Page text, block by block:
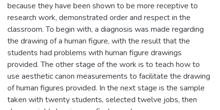
because they have been shown to be more receptive to
research work, demonstrated order and respect in the
classroom. To begin with, a diagnosis was made regarding
the drawing of a human figure, with the result that the
students had problems with human figure drawings
provided. The other stage of the work is to teach how to
use aesthetic canon measurements to facilitate the drawing
of human figures provided. In the next stage is the sample
taken with twenty students, selected twelve jobs, then